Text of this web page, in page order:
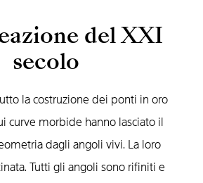
del XXI
secolo
la costruzione dei ponti in oro
curve morbide hanno lasciato il
dagli angoli vivi. La loro
Tutti gli angoli sono rifiniti e